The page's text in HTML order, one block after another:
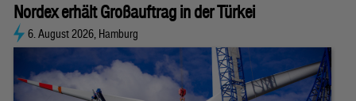
Nordex erhält Großauftrag in der Türkei
6. August 2026, Hamburg